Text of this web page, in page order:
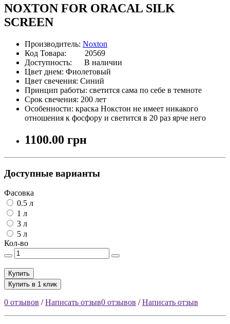
NOXTON FOR ORACAL SILK
SCREEN
Производитель: Noxton
Код Товара: 20569
Доступность: В наличии
Цвет днем: Фиолетовый
Цвет свечения: Синий
Принцип работы: светится сама по себе в темноте
Срок свечения: 200 лет
Особенности: краска Нокстон не имеет никакого
отношения к фосфору и светится в 20 раз ярче него
1100.00 грн
Доступные варианты
Фасовка
0.5 л
1 л
3 л
5 л
Кол-во
Купить
Купить в 1 клик
0 отзывов /Написать отзыв0 отзывов /Написать отзыв